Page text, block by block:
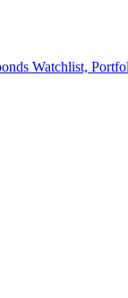
Watchlist,